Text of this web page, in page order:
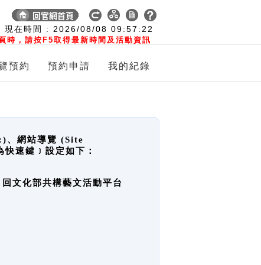
現在時間 : 2026/08/08 09:57:22
時，請按F5取得最新時間及活動資訊
預約 預約申請 我的紀錄
、網站導覽 (Site
速鍵﹞設定如下：
化部共構藝文活動平台